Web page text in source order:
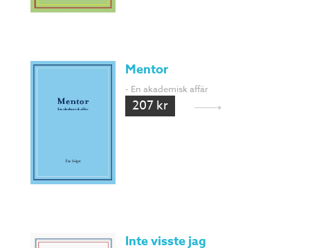
Mentor
- En akademisk affär
207 kr
Inte visste jag